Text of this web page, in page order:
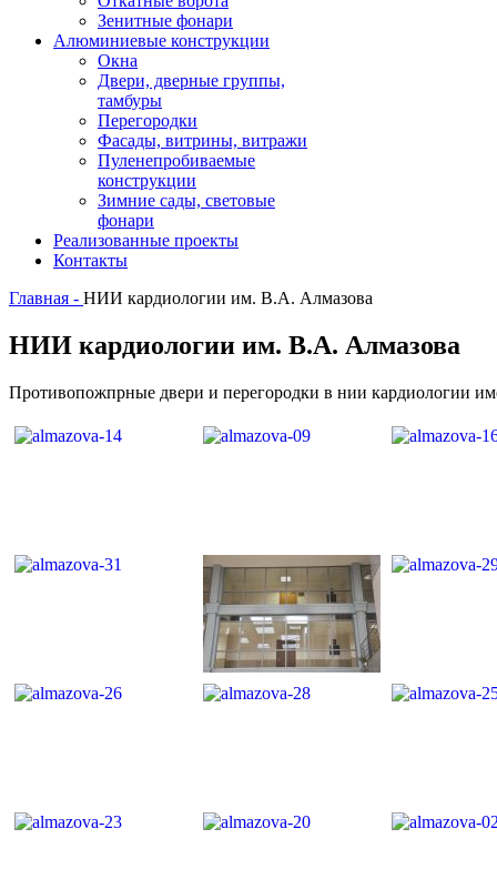
Зенитные фонари
Алюминиевые конструкции
Окна
Двери, дверные группы,
тамбуры
Перегородки
Фасады, витрины, витражи
Пуленепробиваемые
конструкции
Зимние сады, световые
фонари
Реализованные проекты
Контакты
Главная - НИИ кардиологии им. В.А. Алмазова
НИИ кардиологии им. В.А. Алмазова
Противопожпрные двери и перегородки в нии кардиологии